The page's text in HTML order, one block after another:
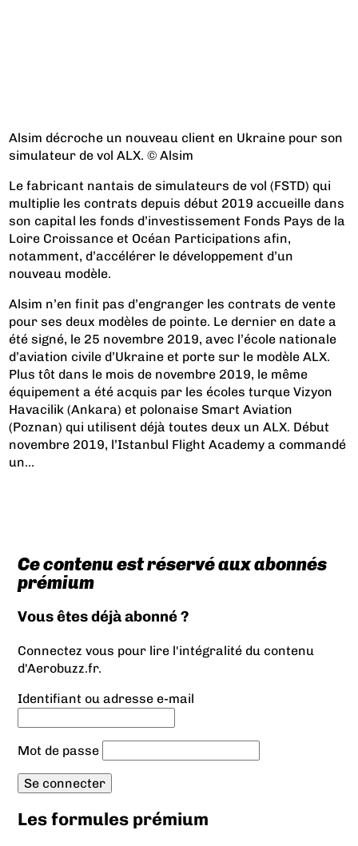
Alsim décroche un nouveau client en Ukraine pour son
simulateur de vol ALX. © Alsim
Le fabricant nantais de simulateurs de vol (FSTD) qui
multiplie les contrats depuis début 2019 accueille dans
son capital les fonds d’investissement Fonds Pays de la
Loire Croissance et Océan Participations afin,
notamment, d’accélérer le développement d’un
nouveau modèle.
Alsim n’en finit pas d’engranger les contrats de vente
pour ses deux modèles de pointe. Le dernier en date a
été signé, le 25 novembre 2019, avec l’école nationale
d’aviation civile d’Ukraine et porte sur le modèle ALX.
Plus tôt dans le mois de novembre 2019, le même
équipement a été acquis par les écoles turque Vizyon
Havacilik (Ankara) et polonaise Smart Aviation
(Poznan) qui utilisent déjà toutes deux un ALX. Début
novembre 2019, l’Istanbul Flight Academy a commandé
un...
Ce contenu est réservé aux abonnés
prémium
Vous êtes déjà abonné ?
Connectez vous pour lire l'intégralité du contenu
d'Aerobuzz.fr.
Identifiant ou adresse e-mail
Mot de passe
Les formules prémium